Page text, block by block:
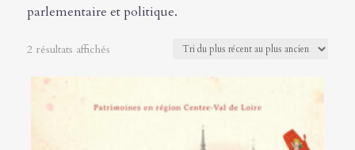
parlementaire et politique.
2 résultats affichés